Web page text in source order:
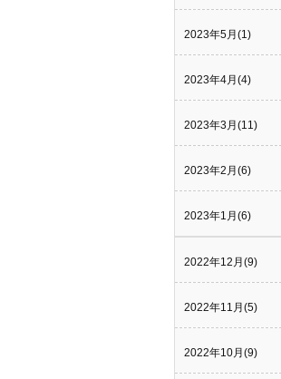
2023年5月(1)
2023年4月(4)
2023年3月(11)
2023年2月(6)
2023年1月(6)
2022年12月(9)
2022年11月(5)
2022年10月(9)